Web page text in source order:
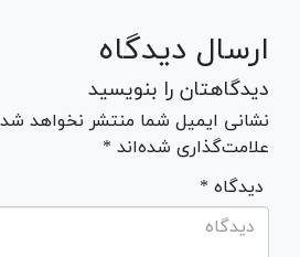
ارسال دیدگاه
دیدگاهتان را بنویسید
نشانی ایمیل شما منتشر نخواهد
علامت‌گذاری شده‌اند *
* دیدگاه